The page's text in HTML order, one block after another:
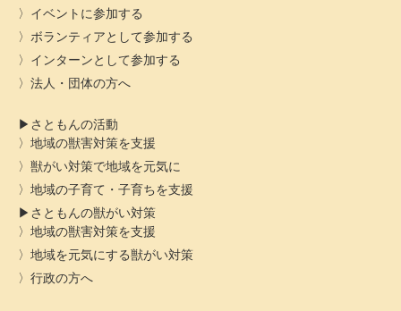
イベントに参加する
ボランティアとして参加する
インターンとして参加する
法人・団体の方へ
さともんの活動
地域の獣害対策を支援
獣がい対策で地域を元気に
地域の子育て・子育ちを支援
さともんの獣がい対策
地域の獣害対策を支援
地域を元気にする獣がい対策
行政の方へ